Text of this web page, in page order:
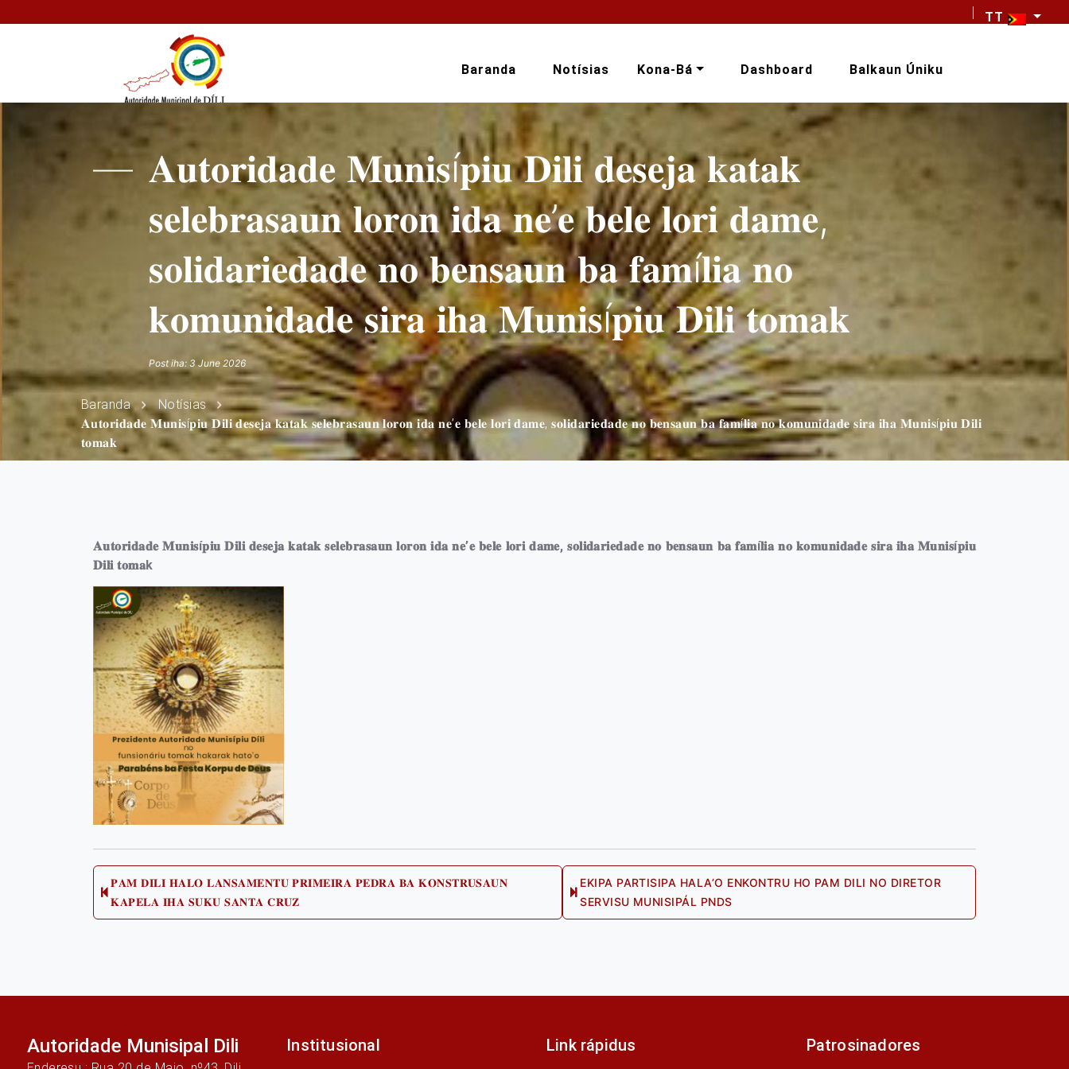
TT
Baranda Notísias Kona-Bá Dashboard Balkaun Úniku
𝐀𝐮𝐭𝐨𝐫𝐢𝐝𝐚𝐝𝐞 𝐌𝐮𝐧𝐢𝐬í𝐩𝐢𝐮 𝐃𝐢𝐥𝐢 𝐝𝐞𝐬𝐞𝐣𝐚 𝐤𝐚𝐭𝐚𝐤
𝐬𝐞𝐥𝐞𝐛𝐫𝐚𝐬𝐚𝐮𝐧 𝐥𝐨𝐫𝐨𝐧 𝐢𝐝𝐚 𝐧𝐞’𝐞 𝐛𝐞𝐥𝐞 𝐥𝐨𝐫𝐢 𝐝𝐚𝐦𝐞,
𝐬𝐨𝐥𝐢𝐝𝐚𝐫𝐢𝐞𝐝𝐚𝐝𝐞 𝐧𝐨 𝐛𝐞𝐧𝐬𝐚𝐮𝐧 𝐛𝐚 𝐟𝐚𝐦í𝐥𝐢𝐚 𝐧𝐨
𝐤𝐨𝐦𝐮𝐧𝐢𝐝𝐚𝐝𝐞 𝐬𝐢𝐫𝐚 𝐢𝐡𝐚 𝐌𝐮𝐧𝐢𝐬í𝐩𝐢𝐮 𝐃𝐢𝐥𝐢 𝐭𝐨𝐦𝐚𝐤
Post iha: 3 June 2026
Baranda
Notísias
𝐀𝐮𝐭𝐨𝐫𝐢𝐝𝐚𝐝𝐞 𝐌𝐮𝐧𝐢𝐬í𝐩𝐢𝐮 𝐃𝐢𝐥𝐢 𝐝𝐞𝐬𝐞𝐣𝐚 𝐤𝐚𝐭𝐚𝐤 𝐬𝐞𝐥𝐞𝐛𝐫𝐚𝐬𝐚𝐮𝐧 𝐥𝐨𝐫𝐨𝐧 𝐢𝐝𝐚 𝐧𝐞’𝐞 𝐛𝐞𝐥𝐞 𝐥𝐨𝐫𝐢 𝐝𝐚𝐦𝐞, 𝐬𝐨𝐥𝐢𝐝𝐚𝐫𝐢𝐞𝐝𝐚𝐝𝐞 𝐧𝐨 𝐛𝐞𝐧𝐬𝐚𝐮𝐧 𝐛𝐚 𝐟𝐚𝐦í𝐥𝐢𝐚 𝐧𝐨 𝐤𝐨𝐦𝐮𝐧𝐢𝐝𝐚𝐝𝐞 𝐬𝐢𝐫𝐚 𝐢𝐡𝐚 𝐌𝐮𝐧𝐢𝐬í𝐩𝐢𝐮 𝐃𝐢𝐥𝐢
𝐭𝐨𝐦𝐚𝐤
𝐀𝐮𝐭𝐨𝐫𝐢𝐝𝐚𝐝𝐞 𝐌𝐮𝐧𝐢𝐬í𝐩𝐢𝐮 𝐃𝐢𝐥𝐢 𝐝𝐞𝐬𝐞𝐣𝐚 𝐤𝐚𝐭𝐚𝐤 𝐬𝐞𝐥𝐞𝐛𝐫𝐚𝐬𝐚𝐮𝐧 𝐥𝐨𝐫𝐨𝐧 𝐢𝐝𝐚 𝐧𝐞’𝐞 𝐛𝐞𝐥𝐞 𝐥𝐨𝐫𝐢 𝐝𝐚𝐦𝐞, 𝐬𝐨𝐥𝐢𝐝𝐚𝐫𝐢𝐞𝐝𝐚𝐝𝐞 𝐧𝐨 𝐛𝐞𝐧𝐬𝐚𝐮𝐧 𝐛𝐚 𝐟𝐚𝐦í𝐥𝐢𝐚 𝐧𝐨 𝐤𝐨𝐦𝐮𝐧𝐢𝐝𝐚𝐝𝐞 𝐬𝐢𝐫𝐚 𝐢𝐡𝐚 𝐌𝐮𝐧𝐢𝐬í𝐩𝐢𝐮
𝐃𝐢𝐥𝐢 𝐭𝐨𝐦𝐚k
Post
post:
𝐏𝐀𝐌 𝐃𝐈𝐋𝐈 𝐇𝐀𝐋𝐎 𝐋𝐀𝐍𝐒𝐀𝐌𝐄𝐍𝐓𝐔 𝐏𝐑𝐈𝐌𝐄𝐈𝐑𝐀 𝐏𝐄𝐃𝐑𝐀 𝐁𝐀 𝐊𝐎𝐍𝐒𝐓𝐑𝐔𝐒𝐀𝐔𝐍
𝐊𝐀𝐏𝐄𝐋𝐀 𝐈𝐇𝐀 𝐒𝐔𝐊𝐔 𝐒𝐀𝐍𝐓𝐀 𝐂𝐑𝐔𝐙
post:
EKIPA PARTISIPA HALA’O ENKONTRU HO PAM DILI NO DIRETOR
SERVISU MUNISIPÁL PNDS
Autoridade Munisipal Dili Institusional Link rápidus Patrosinadores